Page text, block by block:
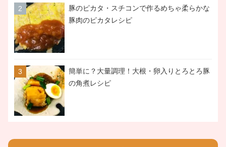
豚のピカタ・スチコンで作るめちゃ柔らかな
豚肉のピカタレシピ
簡単に？大量調理！大根・卵入りとろとろ豚
の角煮レシピ